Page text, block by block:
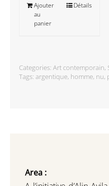
Ajouter
au
panier
Détails
Categories: Art contemporain,
Tags: argentique, homme, nu,
Area :